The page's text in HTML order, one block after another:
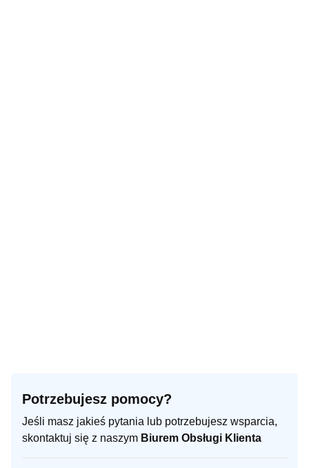
Potrzebujesz pomocy?
Jeśli masz jakieś pytania lub potrzebujesz wsparcia,
skontaktuj się z naszym Biurem Obsługi Klienta